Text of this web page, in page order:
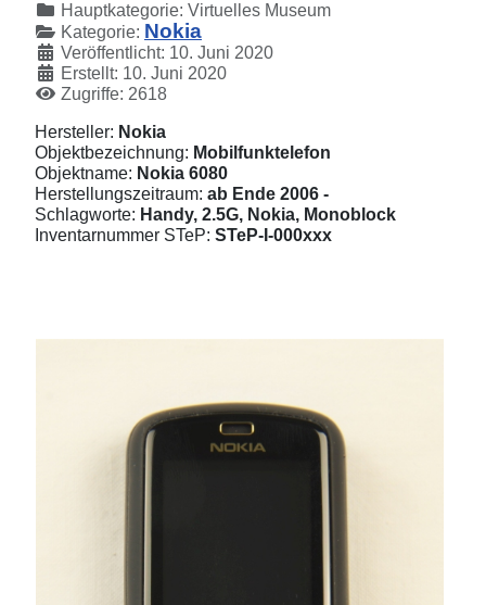
Hauptkategorie: Virtuelles Museum
Kategorie: Nokia
Veröffentlicht: 10. Juni 2020
Erstellt: 10. Juni 2020
Zugriffe: 2618
Hersteller: Nokia
Objektbezeichnung: Mobilfunktelefon
Objektname: Nokia 6080
Herstellungszeitraum: ab Ende 2006 -
Schlagworte: Handy, 2.5G, Nokia, Monoblock
Inventarnummer STeP: STeP-I-000xxx